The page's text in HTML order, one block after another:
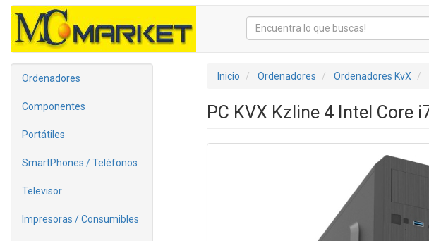
Ordenadores
Componentes
Portátiles
SmartPhones / Teléfonos
Televisor
Impresoras / Consumibles
Inicio Ordenadores Ordenadores KvX
PC KVX Kzline 4 Intel Core